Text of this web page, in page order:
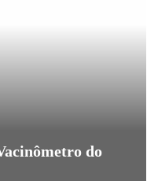
do